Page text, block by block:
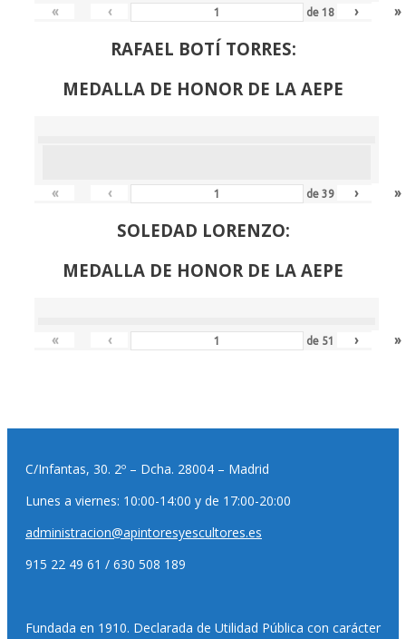
« ‹ de18 › »
RAFAEL BOTÍ TORRES:
MEDALLA DE HONOR DE LA AEPE
« ‹ de39 › »
SOLEDAD LORENZO:
MEDALLA DE HONOR DE LA AEPE
« ‹ de 51 › »
C/Infantas, 30. 2º – Dcha. 28004 – Madrid
Lunes a viernes: 10:00-14:00 y de 17:00-20:00
administracion@apintoresyescultores.es
915 22 49 61 / 630 508 189
Fundada en 1910. Declarada de Utilidad Pública con carácter